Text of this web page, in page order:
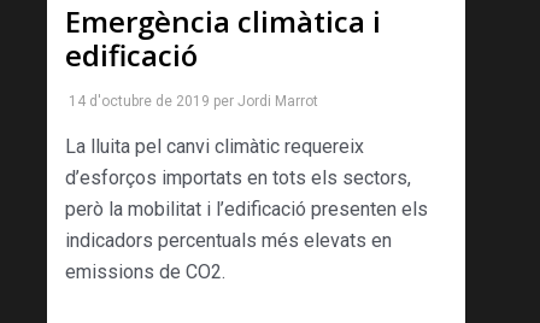
Emergència climàtica i
edificació
14 d'octubre de 2019 per Jordi Marrot
La lluita pel canvi climàtic reque­reix
d’esforços importats en tots els sectors,
però la mobilitat i l’edificació presenten els
indicadors percentuals més elevats en
emissions de CO2.